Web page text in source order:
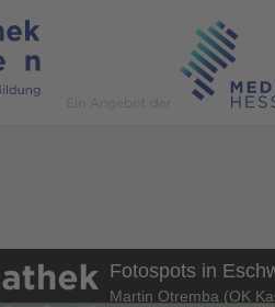
Fotospots in
Martin Otremba (OK